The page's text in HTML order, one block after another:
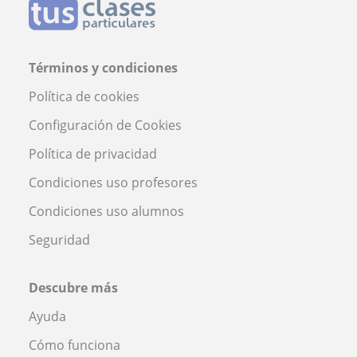
Términos y condiciones
Política de cookies
Configuración de Cookies
Política de privacidad
Condiciones uso profesores
Condiciones uso alumnos
Seguridad
Descubre más
Ayuda
Cómo funciona